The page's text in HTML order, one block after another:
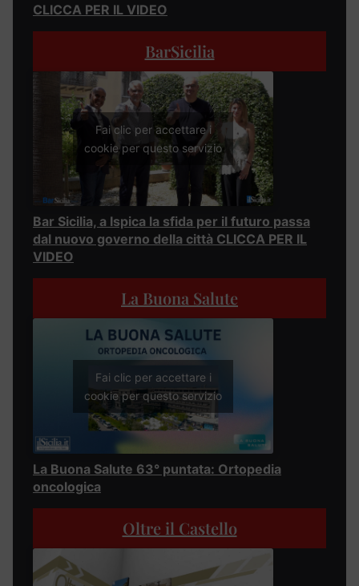
CLICCA PER IL VIDEO
BarSicilia
Fai clic per accettare i
cookie per questo servizio
Bar Sicilia, a Ispica la sfida per il futuro passa
dal nuovo governo della città CLICCA PER IL
VIDEO
La Buona Salute
Fai clic per accettare i
cookie per questo servizio
La Buona Salute 63° puntata: Ortopedia
oncologica
Oltre il Castello